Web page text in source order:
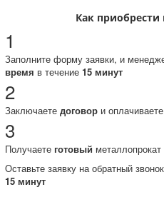
Как
1
Заполните форму заявки, и
время в течение 15 минут
2
Заключаете договори
3
Получаете готовый металлопрокат
Оставьте заявку на обратный
15 минут